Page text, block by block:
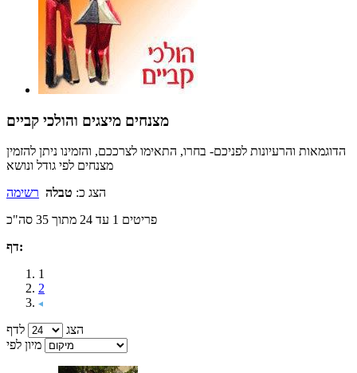
מצנחים מיצגים והולכי קביים
הדוגמאות והרעיונות לפניכם- בחרו, התאימו לצרככם, והזמינו ניתן להזמין
מצנחים לפי גודל ונושא
הצג כ: טבלה רשימה
פריטים 1 עד 24 מתוך 35 סה"כ
דף:
1
2
הצג
לדף
מיון לפי